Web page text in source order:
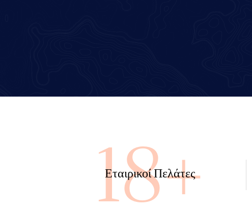
100+
Εταιρικοί Πελάτες